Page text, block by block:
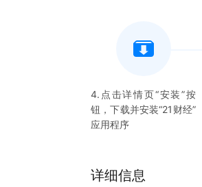
4.点击详情页“安装”按
钮，下载并安装“21财经”
应用程序
详细信息